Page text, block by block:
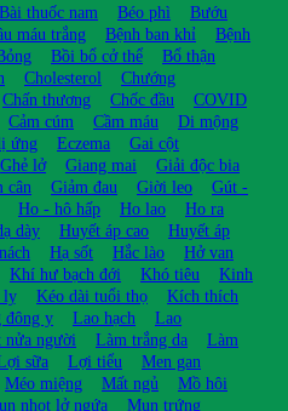
Bài thuốc nam Béo phì
Bướu
máu trắng Bệnh ban khỉ
Bệnh
Bồi bổ cở thể
Bổ thận
Cholesterol
Chướng
Chấn thương Chốc đầu
COVID
Cảm cúm Cầm máu
Di mộng
ứng Eczema
Gai cột
Ghẻ lở Giang mai
Giải độc bia
cân Giảm đau Giời leo
Gút -
Ho - hô hấp Ho lao
Ho ra
dày Huyết áp cao
Huyết áp
Hạ sốt Hắc lào
Hở van
Khí hư bạch đới Khó tiêu
Kinh
lỵ Kéo dài tuổi thọ
Kích thích
đông y Lao hạch
Lao
nửa người Làm trắng da
Làm
sữa Lợi tiểu
Men gan
Méo miệng Mất ngủ
Mồ hôi
nhọt lở ngứa
Mụn trứng